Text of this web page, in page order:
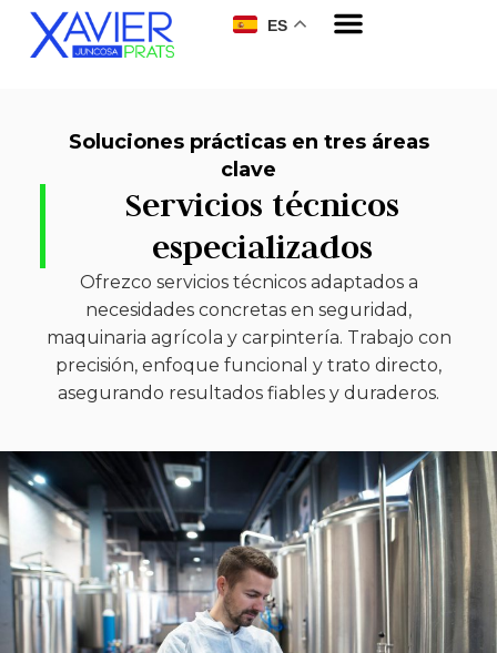
ES
Soluciones prácticas en tres áreas
clave
Servicios técnicos
especializados
Ofrezco servicios técnicos adaptados a
necesidades concretas en seguridad,
maquinaria agrícola y carpintería. Trabajo con
precisión, enfoque funcional y trato directo,
asegurando resultados fiables y duraderos.